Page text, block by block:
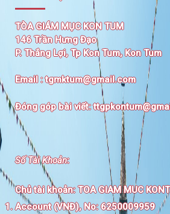
TÒA GIÁM MỤC KON TUM
146 Trần Hưng Đạo
P. Thắng Lợi, Tp Kon Tum, Kon Tum
Email :tgmktum@gmail.com
Đóng góp bài viết:
Số Tài Khoản:
Chủ tài khoản:TOA GIAM MUC
Account (VNĐ), No: 6250009959